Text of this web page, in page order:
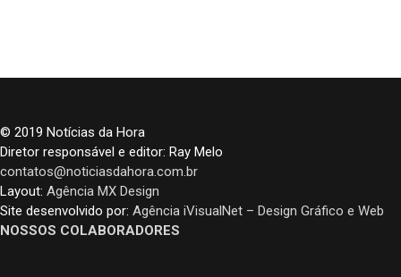
© 2019 Notícias da Hora
Diretor responsável e editor: Ray Melo
contatos@noticiasdahora.com.br
Layout: Agência MX Design
Site desenvolvido por: Agência iVisualNet – Design Gráfico e Web
NOSSOS COLABORADORES